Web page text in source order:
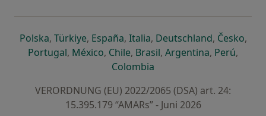
Polskaöffnet in einer neuen Registerkarte
, Türkiyeöffnet in einer neuen Registerkarte
, Españaöffnet in einer neuen
, Italiaöffnet in einer neuen
, Deutschlandöffnet in
, Česko,
Portugalöffnet in einer neuen Registerkarte
, Méxicoöffnet in einer neuen Registerkarte
, Chileöffnet in einer neuen
, Brasilöffnet in einer neuen
, Argentinaöffnet in
, Perúöffnet
,
Colombia
VERORDNUNG (EU) 2022/2065 (DSA) art. 24:
15.395.179 “AMARs” - Juni 2026